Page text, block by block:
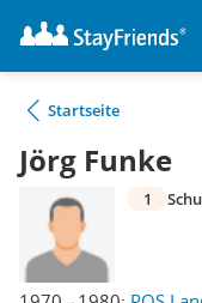
Startseite
Jörg Funke
1